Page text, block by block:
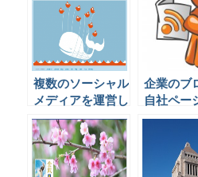
複数のソーシャル
メディアを運営し
なければいけない
理由と万一の事態
のために打ってお
くべき対策とは
企業のブ
自社ペー
タルサイ
けがわか